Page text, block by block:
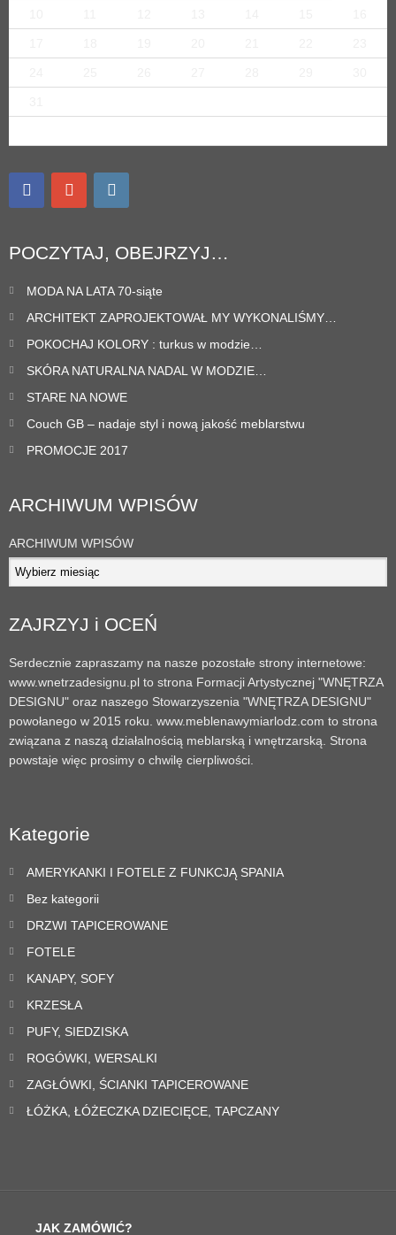
POCZYTAJ, OBEJRZYJ…
MODA NA LATA 70-siąte
ARCHITEKT ZAPROJEKTOWAŁ MY WYKONALIŚMY…
POKOCHAJ KOLORY : turkus w modzie…
SKÓRA NATURALNA NADAL W MODZIE…
STARE NA NOWE
Couch GB – nadaje styl i nową jakość meblarstwu
PROMOCJE 2017
ARCHIWUM WPISÓW
ARCHIWUM WPISÓW
ZAJRZYJ i OCEŃ
Serdecznie zapraszamy na nasze pozostałe strony internetowe:
www.wnetrzadesignu.pl to strona Formacji Artystycznej "WNĘTRZA
DESIGNU" oraz naszego Stowarzyszenia "WNĘTRZA DESIGNU"
powołanego w 2015 roku. www.meblenawymiarlodz.com to strona
związana z naszą działalnością meblarską i wnętrzarską. Strona
powstaje więc prosimy o chwilę cierpliwości.
Kategorie
AMERYKANKI I FOTELE Z FUNKCJĄ SPANIA
Bez kategorii
DRZWI TAPICEROWANE
FOTELE
KANAPY, SOFY
KRZESŁA
PUFY, SIEDZISKA
ROGÓWKI, WERSALKI
ZAGŁÓWKI, ŚCIANKI TAPICEROWANE
ŁÓŻKA, ŁÓŻECZKA DZIECIĘCE, TAPCZANY
JAK ZAMÓWIĆ?